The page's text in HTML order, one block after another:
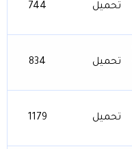
تحميل 744
تحميل 834
تحميل 1179